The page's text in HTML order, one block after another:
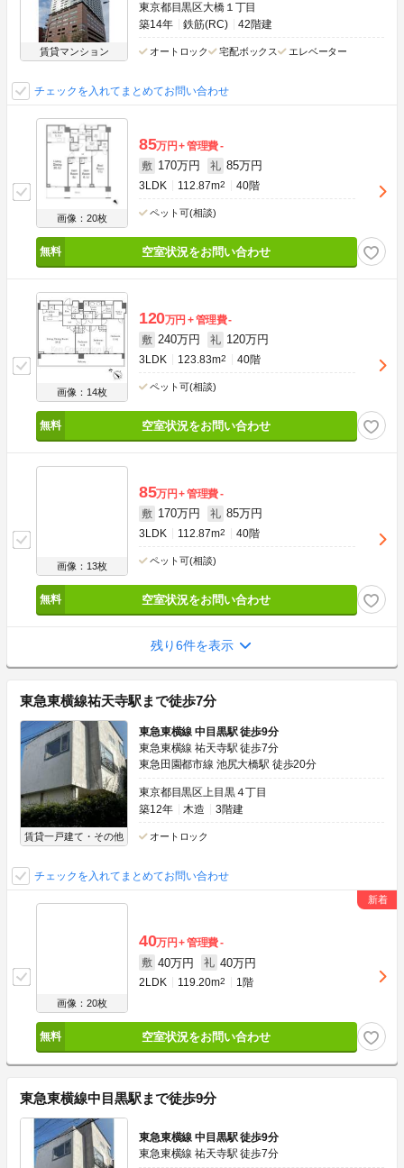
賃貸マンション
東京都目黒区大橋１丁目
築14年
鉄筋(RC) 42階建
オートロック 宅配ボックス エレベーター
チェックを入れてまとめてお問い合わせ
画像：20枚
85万円 管理費-
敷 170万円 礼 85万円
3LDK 112.87m2 40階
ペット可(相談)
空室状況をお問い合わせ
画像：14枚
120万円 管理費-
敷 240万円 礼 120万円
3LDK 123.83m2 40階
ペット可(相談)
空室状況をお問い合わせ
画像：13枚
85万円 管理費-
敷 170万円 礼 85万円
3LDK 112.87m2 40階
ペット可(相談)
空室状況をお問い合わせ
残り6件を表示
東急東横線祐天寺駅まで徒歩7分
賃貸一戸建て・その他
東急東横線 中目黒駅 徒歩9分
東急東横線 祐天寺駅 徒歩7分
東急田園都市線 池尻大橋駅 徒歩20分
東京都目黒区上目黒４丁目
築12年
木造 3階建
オートロック
チェックを入れてまとめてお問い合わせ
画像：20枚
40万円 管理費-
敷 40万円 礼 40万円
2LDK 119.20m2 1階
空室状況をお問い合わせ
東急東横線中目黒駅まで徒歩9分
東急東横線 中目黒駅 徒歩9分
東急東横線 祐天寺駅 徒歩7分